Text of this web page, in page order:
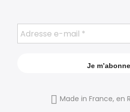
Made in France, en